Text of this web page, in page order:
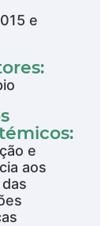
e
e
aos